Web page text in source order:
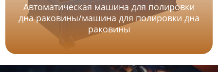
Автоматическая машина для полировки
дна раковины/машина для полировки дна
раковины